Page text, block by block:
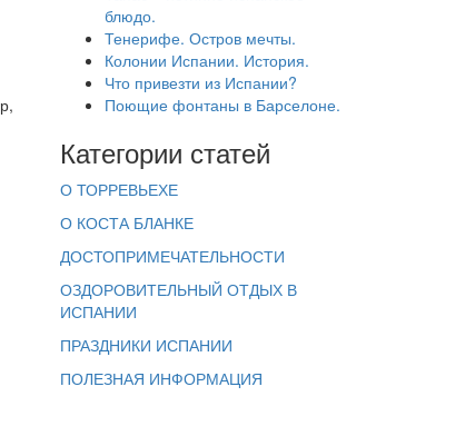
блюдо.
Тенерифе. Остров мечты.
Колонии Испании. История.
Что привезти из Испании?
Поющие фонтаны в Барселоне.
Категории статей
О ТОРРЕВЬЕХЕ
О КОСТА БЛАНКЕ
ДОСТОПРИМЕЧАТЕЛЬНОСТИ
ОЗДОРОВИТЕЛЬНЫЙ ОТДЫХ В
ИСПАНИИ
ПРАЗДНИКИ ИСПАНИИ
ПОЛЕЗНАЯ ИНФОРМАЦИЯ